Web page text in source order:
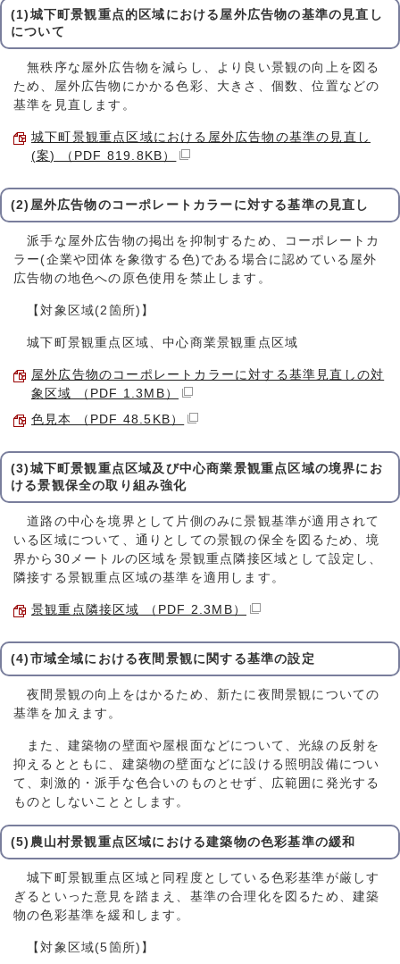
(1)城下町景観重点的区域における屋外広告物の基準の見直し
について
無秩序な屋外広告物を減らし、より良い景観の向上を図る
ため、屋外広告物にかかる色彩、大きさ、個数、位置などの
基準を見直します。
城下町景観重点区域における屋外広告物の基準の見直し
(案) （PDF 819.8KB）
(2)屋外広告物のコーポレートカラーに対する基準の見直し
派手な屋外広告物の掲出を抑制するため、コーポレートカ
ラー(企業や団体を象徴する色)である場合に認めている屋外
広告物の地色への原色使用を禁止します。
【対象区域(2箇所)】
城下町景観重点区域、中心商業景観重点区域
屋外広告物のコーポレートカラーに対する基準見直しの対
象区域 （PDF 1.3MB）
色見本 （PDF 48.5KB）
(3)城下町景観重点区域及び中心商業景観重点区域の境界にお
ける景観保全の取り組み強化
道路の中心を境界として片側のみに景観基準が適用されて
いる区域について、通りとしての景観の保全を図るため、境
界から30メートルの区域を景観重点隣接区域として設定し、
隣接する景観重点区域の基準を適用します。
景観重点隣接区域 （PDF 2.3MB）
(4)市域全域における夜間景観に関する基準の設定
夜間景観の向上をはかるため、新たに夜間景観についての
基準を加えます。
また、建築物の壁面や屋根面などについて、光線の反射を
抑えるとともに、建築物の壁面などに設ける照明設備につい
て、刺激的・派手な色合いのものとせず、広範囲に発光する
ものとしないこととします。
(5)農山村景観重点区域における建築物の色彩基準の緩和
城下町景観重点区域と同程度としている色彩基準が厳しす
ぎるといった意見を踏まえ、基準の合理化を図るため、建築
物の色彩基準を緩和します。
【対象区域(5箇所)】